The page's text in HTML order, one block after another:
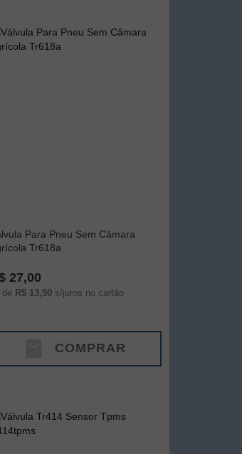
Para Pneu Sem Câmara
Tr618a
27,00
de R$ 13,50 s/juros no cartão
COMPRAR